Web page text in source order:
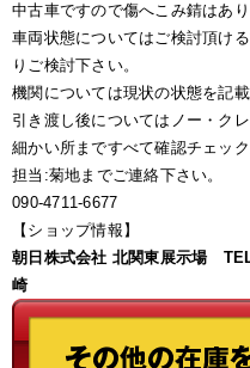
中古車ですので傷へこみ錆はあり
車両状態についてはご検討頂け
りご検討下さい。
機関については現状の状態を記
引き渡し後についてはノー・ク
細かい所まですべて確認チェッ
担当:菊地までご連絡下さい。
090-4711-6677
【ショップ情報】
朝日株式会社 北関東展示場
崎